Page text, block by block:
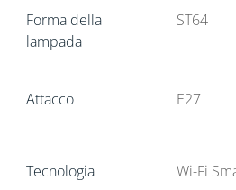
Forma della
lampada
ST64
Attacco E27
Tecnologia Wi-Fi